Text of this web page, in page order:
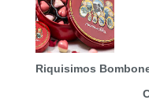
Riquisimos